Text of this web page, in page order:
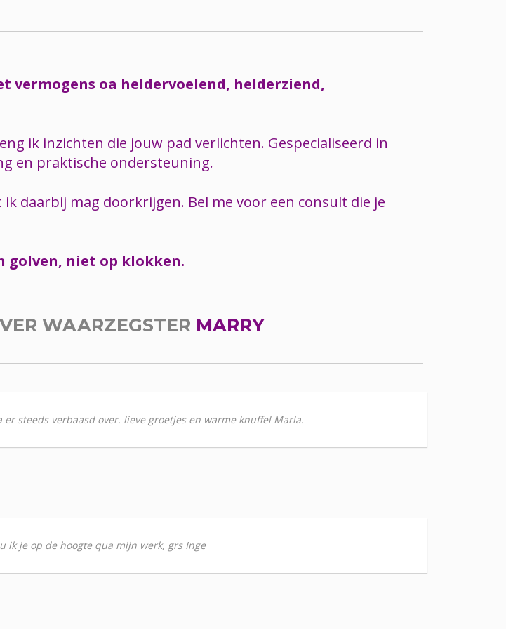
vermogens oa heldervoelend, helderziend,
ik inzichten die jouw pad verlichten. Gespecialiseerd in
en praktische ondersteuning.
daarbij mag doorkrijgen. Bel me voor een consult die je
golven, niet op klokken.
WAARZEGSTER MARRY
steeds verbaasd over. lieve groetjes en warme knuffel Marla.
ik je op de hoogte qua mijn werk, grs Inge